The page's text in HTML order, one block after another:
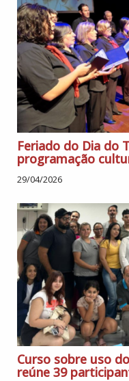
Feriado do Dia do
programação
29/04/2026
Curso sobre uso
reúne 39